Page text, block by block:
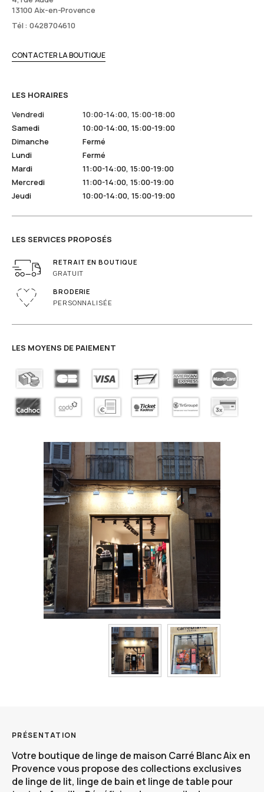
13100 Aix-en-Provence
Tél : 0428704610
CONTACTER LA BOUTIQUE
LES HORAIRES
Vendredi
10:00-14:00, 15:00-18:00
Samedi
10:00-14:00, 15:00-19:00
Dimanche
Fermé
Lundi
Fermé
Mardi
11:00-14:00, 15:00-19:00
Mercredi
11:00-14:00, 15:00-19:00
Jeudi
10:00-14:00, 15:00-19:00
LES SERVICES PROPOSÉS
RETRAIT EN BOUTIQUE
GRATUIT
BRODERIE
PERSONNALISÉE
LES MOYENS DE PAIEMENT
PRÉSENTATION
Votre boutique de linge de maison Carré Blanc Aix en
Provencevous propose des collections exclusives
de linge de lit, linge de bain et linge de table pour